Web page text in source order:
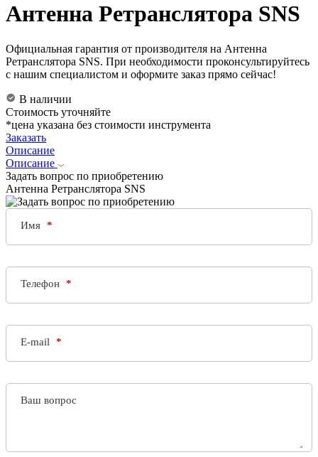
Антенна Ретранслятора SNS​
Официальная гарантия от производителя на Антенна
Ретранслятора SNS​. При необходимости проконсультируйтесь
с нашим специалистом и оформите заказ прямо сейчас!
В наличии
Стоимость уточняйте
*цена указана без стоимости инструмента
Заказать
Описание
Описание
Задать вопрос по приобретению
Антенна Ретранслятора SNS​
Имя
Телефон
E-mail
Ваш вопрос